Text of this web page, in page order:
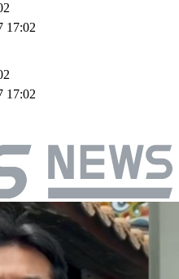
17:02
17:02